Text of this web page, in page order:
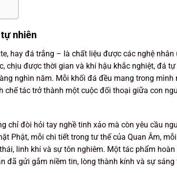
nhiên
hay đá trắng – là chất liệu được các nghệ nhân
chịu được thời gian và khí hậu khắc nghiệt, đá
nghìn năm. Mỗi khối đá đều mang trong mình
chế tác trở thành một cuộc đối thoại giữa con
chỉ đòi hỏi tay nghề tinh xảo mà còn yêu cầu
Phật, mỗi chi tiết trong tư thế của Quan Âm,
linh khí và sự tôn nghiêm. Một tác phẩm
đã gửi gắm niềm tin, lòng thành kính và sự sáng